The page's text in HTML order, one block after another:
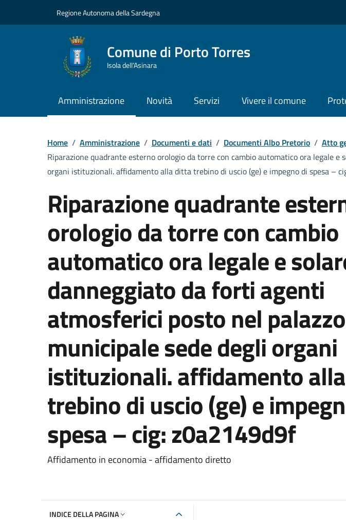
Regione Autonoma della Sardegna
Comune di Porto Torres
Isola dell’Asinara
Amministrazione Novità Servizi Vivere il comune
Home / Amministrazione / Documenti e dati / Documenti Albo Pretorio / Atto
Riparazione quadrante esterno orologio da torre con cambio automatico ora legale
organi istituzionali. affidamento alla ditta trebino di uscio (ge) e impegno di spesa –
Riparazione quadrante
orologio da torre con cambio
automatico ora legale e
danneggiato da forti agenti
atmosferici posto nel palazzo
municipale sede degli organi
istituzionali. affidamento
trebino di uscio (ge) e
spesa – cig: z0a2149d9f
Dettaglio del documento
Affidamento in economia - affidamento diretto
INDICE DELLA PAGINA